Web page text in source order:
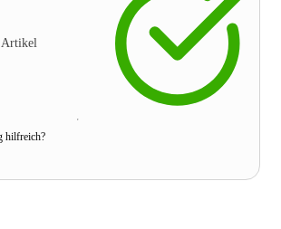
Artikel
hilfreich?